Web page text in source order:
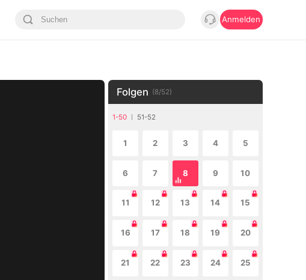
Anmelden
Folgen (8/52)
1-50 51-52
1 2 3 4 5
6 7 8 9 10
11 12 13 14 15
16 17 18 19 20
21 22 23 24 25